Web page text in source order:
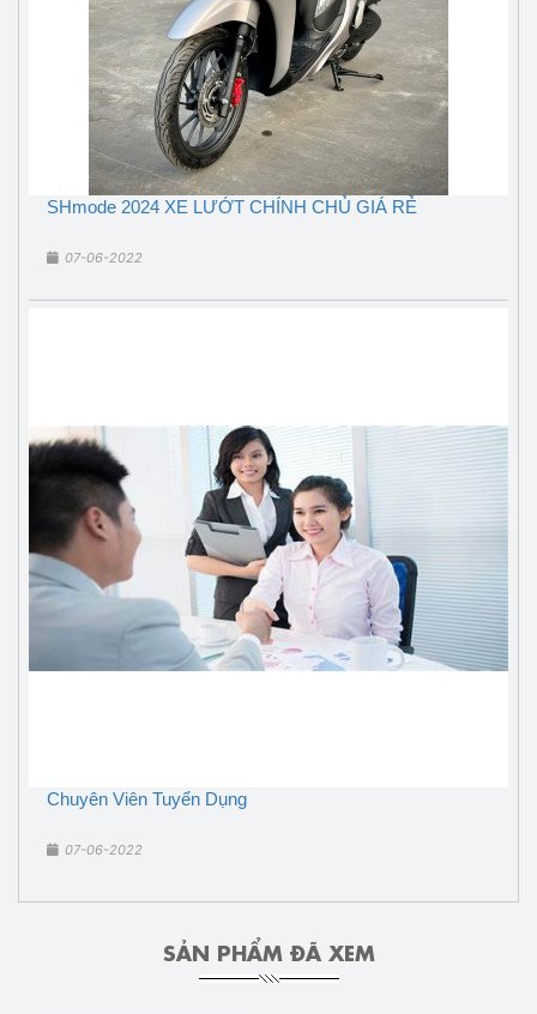
SHmode 2024 XE LƯỚT CHÍNH CHỦ GIÁ RẺ
07-06-2022
Chuyên Viên Tuyển Dụng
07-06-2022
SẢN PHẨM ĐÃ XEM